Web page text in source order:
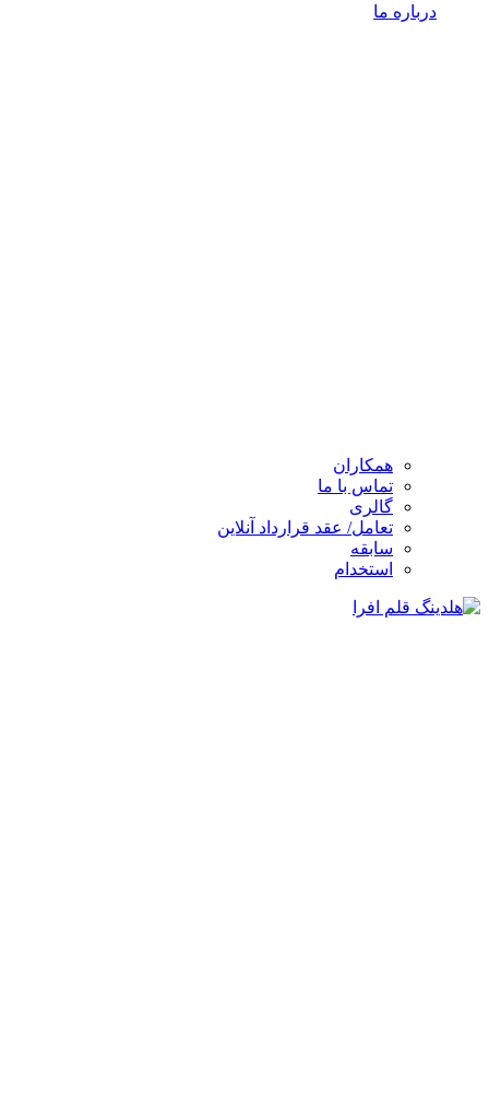
درباره ما
همکاران
تماس با ما
گالری
تعامل/ عقد قرارداد آنلاین
سابقه
استخدام